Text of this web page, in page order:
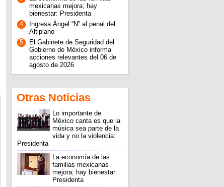
mexicanas mejora; hay
bienestar: Presidenta
4
Ingresa Ángel “N” al penal del
Altiplano
5
El Gabinete de Seguridad del
Gobierno de México informa
acciones relevantes del 06 de
agosto de 2026
Otras Noticias
Lo importante de
México canta es que la
música sea parte de la
vida y no la violencia:
Presidenta
La economía de las
familias mexicanas
mejora; hay bienestar:
Presidenta